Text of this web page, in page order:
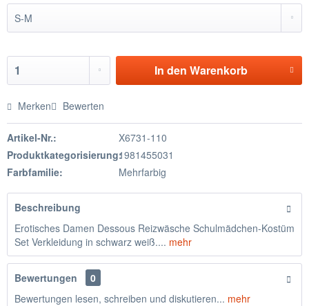
In den Warenkorb
Merken Bewerten
Artikel-Nr.:
X6731-110
Produktkategorisierung:1981455031
Farbfamilie:
Mehrfarbig
Beschreibung
Erotisches Damen Dessous Reizwäsche Schulmädchen-Kostüm
Set Verkleidung in schwarz weiß.... mehr
Bewertungen
0
Bewertungen lesen, schreiben und diskutieren... mehr